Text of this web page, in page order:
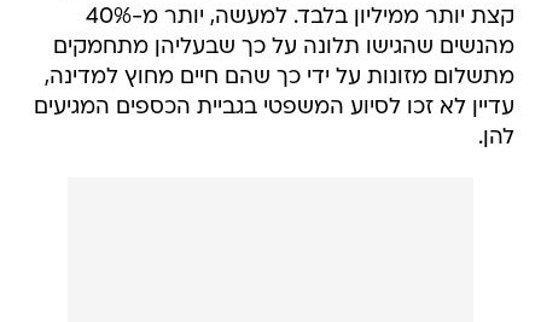
קצת יותר ממיליון בלבד. למעשה, יותר מ-40%
מהנשים שהגישו תלונה על כך שבעליהן מתחמקים
מתשלום מזונות על ידי כך שהם חיים מחוץ למדינה,
עדיין לא זכו לסיוע המשפטי בגביית הכספים המגיעים
להן.